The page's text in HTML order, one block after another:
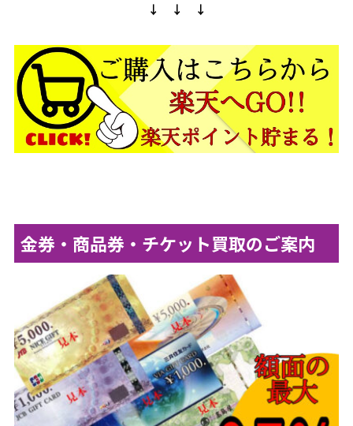
↓ ↓ ↓
金券・商品券・チケット買取のご案内